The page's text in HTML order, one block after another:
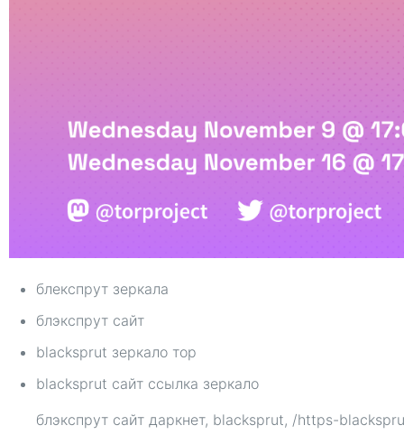
блекспрут зеркала
блэкспрут сайт
blacksprut зеркало тор
blacksprut сайт ссылка зеркало
блэкспрут сайт даркнет, blacksprut, /https-